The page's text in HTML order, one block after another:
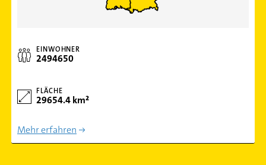
EINWOHNER
2494650
FLÄCHE
29654.4 km²
Mehr erfahren